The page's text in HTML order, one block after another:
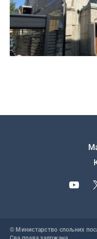
© Министарство спољних